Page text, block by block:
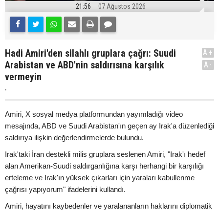
21:56 07 Ağustos 2026
Hadi Amiri'den silahlı gruplara çağrı: Suudi
Arabistan ve ABD'nin saldırısına karşılık
vermeyin
.
A+
A-
Amiri, X sosyal medya platformundan yayımladığı video
mesajında, ABD ve Suudi Arabistan'ın geçen ay Irak'a düzenlediği
saldırıya ilişkin değerlendirmelerde bulundu.
Irak'taki İran destekli milis gruplara seslenen Amiri, "Irak'ı hedef
alan Amerikan-Suudi saldırganlığına karşı herhangi bir karşılığı
erteleme ve Irak'ın yüksek çıkarları için yaraları kabullenme
çağrısı yapıyorum" ifadelerini kullandı.
Amiri, hayatını kaybedenler ve yaralananların haklarını diplomatik